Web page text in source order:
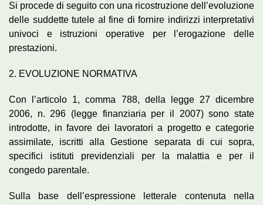
Si procede di seguito con una ricostruzione dell’evoluzione
delle suddette tutele al fine di fornire indirizzi interpretativi
univoci e istruzioni operative per l’erogazione delle
prestazioni.
2. EVOLUZIONE NORMATIVA
Con l’articolo 1, comma 788, della legge 27 dicembre
2006, n. 296 (legge finanziaria per il 2007) sono state
introdotte, in favore dei lavoratori a progetto e categorie
assimilate, iscritti alla Gestione separata di cui sopra,
specifici istituti previdenziali per la malattia e per il
congedo parentale.
Sulla base dell’espressione letterale contenuta nella